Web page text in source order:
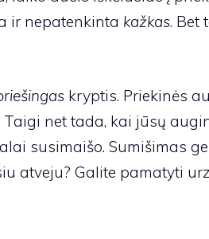
ir nepatenkinta kažkas. Bet
kryptis. Priekinės
Taigi net tada, kai jūsų
susimaišo. Sumišimas
atveju? Galite pamatyti